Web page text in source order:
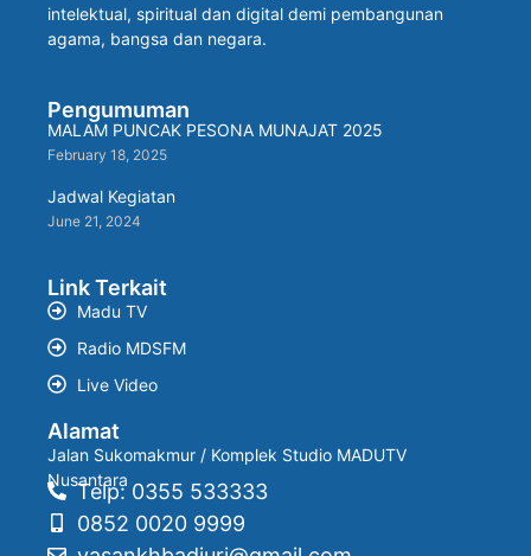
intelektual, spiritual dan digital demi pembangunan
agama, bangsa dan negara.
Pengumuman
MALAM PUNCAK PESONA MUNAJAT 2025
February 18, 2025
Jadwal Kegiatan
June 21, 2024
Link Terkait
Madu TV
Radio MDSFM
Live Video
Alamat
Jalan Sukomakmur / Komplek Studio MADUTV
Nusantara
Telp: 0355 533333
0852 0020 9999